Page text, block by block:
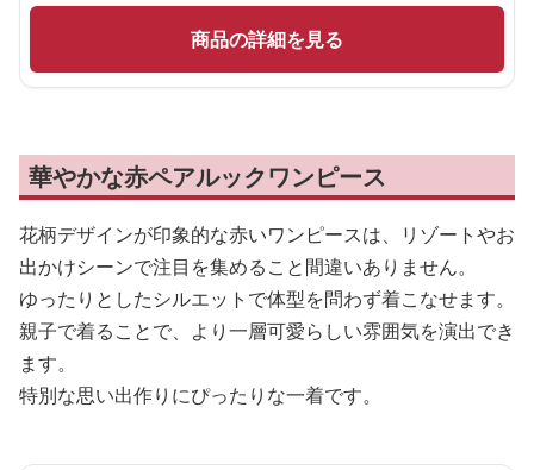
商品の詳細を見る
華やかな赤ペアルックワンピース
花柄デザインが印象的な赤いワンピースは、リゾートやお
出かけシーンで注目を集めること間違いありません。
ゆったりとしたシルエットで体型を問わず着こなせます。
親子で着ることで、より一層可愛らしい雰囲気を演出でき
ます。
特別な思い出作りにぴったりな一着です。